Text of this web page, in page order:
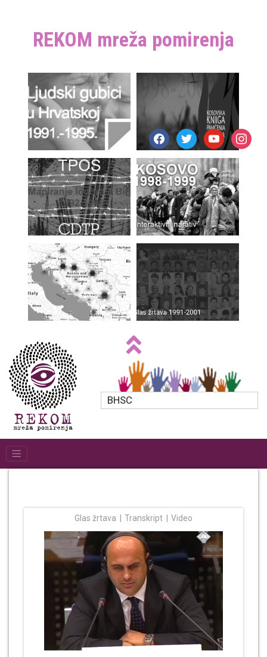
REKOM mreža pomirenja
BHSC
Glas žrtava Transkript Video
facebooktwitteryoutube